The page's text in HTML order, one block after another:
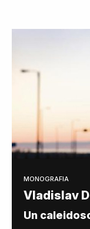
MONOGRAFIA
Vladislav
Un